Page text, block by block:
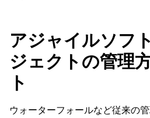
アジャイルソフ
ジェクトの管理
ト
ウォーターフォールなど従来の